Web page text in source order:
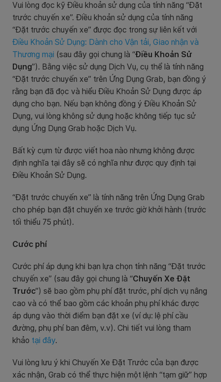
Vui lòng đọc kỹ Điều khoản sử dụng của tính năng “Đặt
trước chuyến xe”. Điều khoản sử dụng của tính năng
“Đặt trước chuyến xe” được đọc trong sự liên kết với
Điều Khoản Sử Dụng: Dành cho Vận tải, Giao nhận và
Thương mại (sau đây gọi chung là “Điều Khoản Sử
Dụng”). Bằng việc sử dụng Dịch Vụ, cụ thể là tính năng
“Đặt trước chuyến xe” trên Ứng Dụng Grab, bạn đồng ý
rằng bạn đã đọc và hiểu Điều Khoản Sử Dụng được áp
dụng cho bạn. Nếu bạn không đồng ý Điều Khoản Sử
Dụng, vui lòng không sử dụng hoặc không tiếp tục sử
dụng Ứng Dụng Grab hoặc Dịch Vụ.
Bất kỳ cụm từ được viết hoa nào nhưng không được
định nghĩa tại đây sẽ có nghĩa như được quy định tại
Điều Khoản Sử Dụng.
“Đặt trước chuyến xe” là tính năng trên Ứng Dụng Grab
cho phép bạn đặt chuyến xe trước giờ khởi hành (trước
tối thiểu 75 phút).
Cước phí
Cước phí áp dụng khi bạn lựa chọn tính năng “Đặt trước
chuyến xe” (sau đây gọi chung là “Chuyến Xe Đặt
Trước”) sẽ bao gồm phụ phí đặt trước, phí dịch vụ nâng
cao và có thể bao gồm các khoản phụ phí khác được
áp dụng vào thời điểm bạn đặt xe (ví dụ: lệ phí cầu
đường, phụ phí ban đêm, v.v). Chi tiết vui lòng tham
khảo tại đây.
Vui lòng lưu ý khi Chuyến Xe Đặt Trước của bạn được
xác nhận, Grab có thể thực hiện một lệnh “tạm giữ” hợp